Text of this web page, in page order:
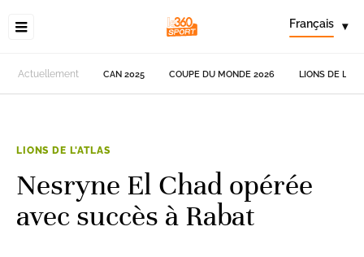
Français ▾
Actuellement CAN 2025 COUPE DU MONDE 2026 LIONS DE
LIONS DE L'ATLAS
Nesryne El Chad opérée
avec succès à Rabat